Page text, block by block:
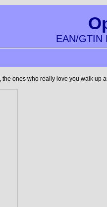
EAN/GTIN
ones who really love you walk